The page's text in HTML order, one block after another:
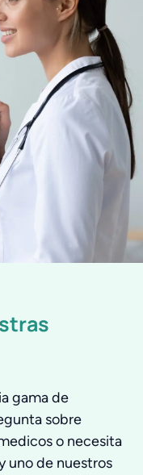
gama de
sobre
o necesita
uno de nuestros